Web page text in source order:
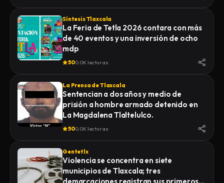
Síntesis Tlaxcala
La Feria de Tetla 2026 contara con más
de 40 eventos y una inversión de ocho
mdp
500.0K lecturas
La Prensa de Tlaxcala
Sentencian a dos años y medio de
prisión a hombre armado detenido en
La Magdalena Tlaltelulco.
500.0K lecturas
Gentetlx
Violencia se concentra en siete
municipios de Tlaxcala; tres